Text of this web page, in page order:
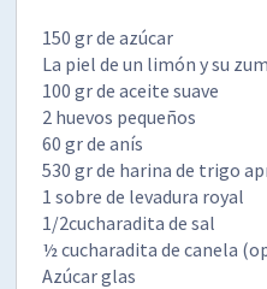
150 gr de azúcar
La piel de un limón y su
100 gr de aceite suave
2 huevos pequeños
60 gr de anís
530 gr de harina de trigo
1 sobre de levadura royal
1/2cucharadita de sal
½ cucharadita de canela
Azúcar glas